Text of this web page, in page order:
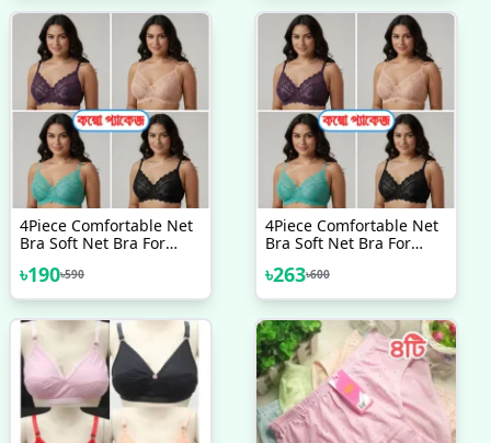
Parts Bicycle Accessories
4Piece Comfortable Net
Bra Soft Net Bra For
৳190৳590
4Piece Comfortable Net
Bra Soft Net Bra For
৳263৳600